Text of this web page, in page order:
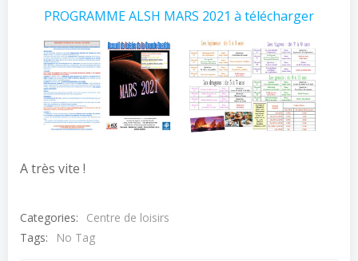
PROGRAMME ALSH MARS 2021 à télécharger
A très vite !
Categories:
Centre de loisirs
Tags:
No Tag